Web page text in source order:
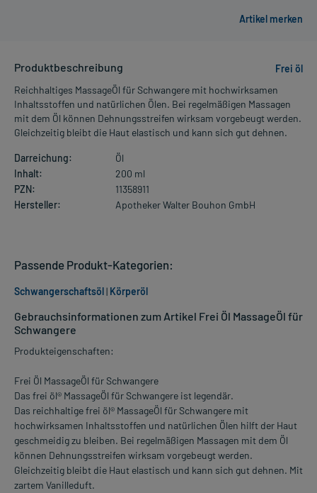
Produktbeschreibung
Frei öl
Reichhaltiges MassageÖl für Schwangere mit hochwirksamen
Inhaltsstoffen und natürlichen Ölen. Bei regelmäßigen Massagen
mit dem Öl können Dehnungsstreifen wirksam vorgebeugt werden.
Gleichzeitig bleibt die Haut elastisch und kann sich gut dehnen.
Darreichung:
Öl
Inhalt:
200 ml
PZN:
11358911
Hersteller:
Apotheker Walter Bouhon GmbH
Gebrauchsinformationen zum Artikel Frei Öl MassageÖl für
Schwangere
Produkteigenschaften:
Frei Öl MassageÖl für Schwangere
Das frei öl® MassageÖl für Schwangere ist legendär.
Das reichhaltige frei öl® MassageÖl für Schwangere mit
hochwirksamen Inhaltsstoffen und natürlichen Ölen hilft der Haut
geschmeidig zu bleiben. Bei regelmäßigen Massagen mit dem Öl
können Dehnungsstreifen wirksam vorgebeugt werden.
Gleichzeitig bleibt die Haut elastisch und kann sich gut dehnen. Mit
zartem Vanilleduft.
Passende Produkt-Kategorien:
Schwangerschaftsöl| Körperöl